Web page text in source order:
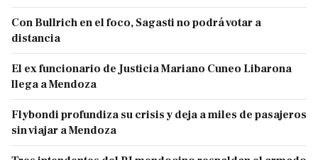
Con Bullrich en el foco, Sagasti no podrá votar a
distancia
El ex funcionario de Justicia Mariano Cuneo Libarona
llega a Mendoza
Flybondi profundiza su crisis y deja a miles de pasajeros
sin viajar a Mendoza